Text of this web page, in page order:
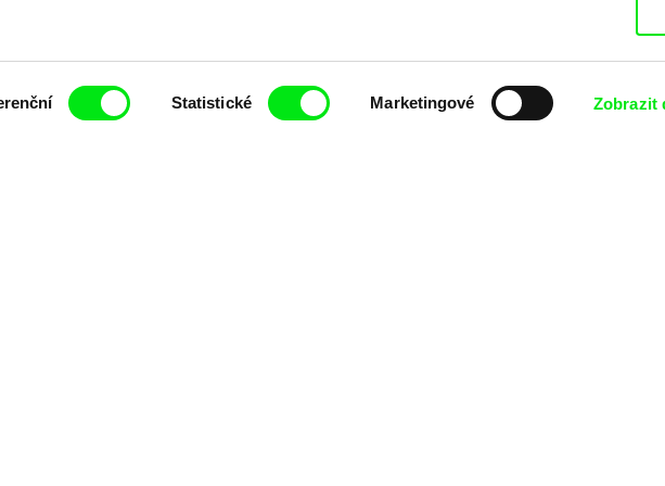
Statistické Marketingové Zobrazit
7 klíčových evropských festivalů dokumentárního filmu